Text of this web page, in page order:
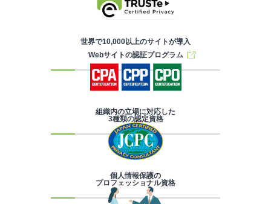
世界で10,000以上のサイトが導入
Webサイトの認証プログラム
組織内の立場に対応した
3種類の認定資格
個人情報保護の
プロフェッショナル資格